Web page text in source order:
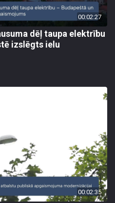
00:02:27
dēļ taupa elektrību
izslēgts ielu
00:02:35